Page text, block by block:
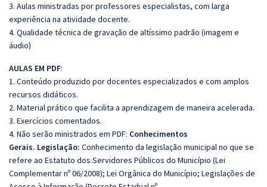
3. Aulas ministradas por professores especialistas, com larga
experiência na atividade docente.
4. Qualidade técnica de gravação de altíssimo padrão (imagem e
áudio)
AULAS EM PDF:
1. Conteúdo produzido por docentes especializados e com amplos
recursos didáticos.
2. Material prático que facilita a aprendizagem de maneira acelerada.
3. Exercícios comentados.
4. Não serão ministrados em PDF: Conhecimentos
Gerais. Legislação: Conhecimento da legislação municipal no que se
refere ao Estatuto dos Servidores Públicos do Município (Lei
Complementar nº 06/2008); Lei Orgânica do Município; Legislações de